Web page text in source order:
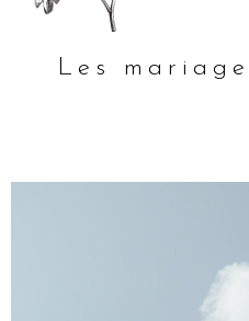
Les